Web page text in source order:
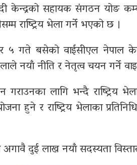
केन्द्रको सहायक संगठन योङ
राष्ट्रिय भेला गर्ने भएको छ ।
५ गते बसेको वाईसीएल नेपाल
नयाँ नीति र नेतृत्व चयन गर्ने
गराउनका लागि भन्दै राष्ट्रिय
हुने र राष्ट्रिय भेलाका
दुई लाख नयाँ सदस्यता